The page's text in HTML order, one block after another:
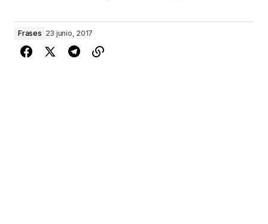
Frases 23 junio, 2017